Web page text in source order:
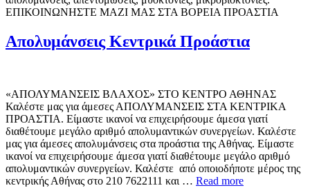
ΕΠΙΚΟΙΝΩΝΗΣΤΕ ΜΑΖΙ ΜΑΣ ΣΤΑ ΒΟΡΕΙΑ ΠΡΟΑΣΤΙΑ
Απολυμάνσεις Κεντρικά Προάστια
«ΑΠΟΛΥΜΑΝΣΕΙΣ ΒΛΑΧΟΣ» ΣΤΟ ΚΕΝΤΡΟ ΑΘΗΝΑΣ
Καλέστε μας για άμεσες ΑΠΟΛΥΜΑΝΣΕΙΣ ΣΤΑ ΚΕΝΤΡΙΚΑ
ΠΡΟΑΣΤΙΑ. Είμαστε ικανοί να επιχειρήσουμε άμεσα γιατί
διαθέτουμε μεγάλο αριθμό απολυμαντικών συνεργείων. Καλέστε
μας για άμεσες απολυμάνσεις στα προάστια της Αθήνας. Είμαστε
ικανοί να επιχειρήσουμε άμεσα γιατί διαθέτουμε μεγάλο αριθμό
απολυμαντικών συνεργείων. Καλέστε από οποιοδήποτε μέρος της
κεντρικής Αθήνας στο 210 7622111 και … Read more